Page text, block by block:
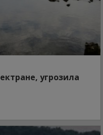
угрозила